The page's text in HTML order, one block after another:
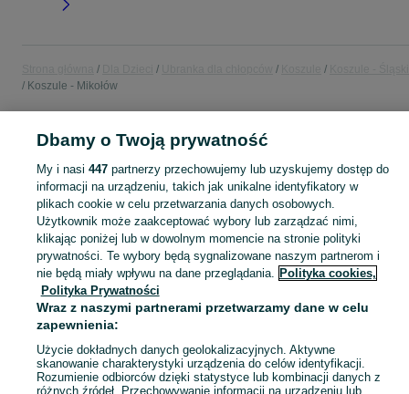
Koszule - Mikołów
POLSKA » ŚLĄSKIE » MIKOŁÓW
KATEGORIA
ubranko do chrztu dla chłopca,ubranka na roczek dla chłopca Zobacz
Mapa kategorii
Mapa miejscowości
Mapa ministron
Popularne wyszukiwania
Dbamy o Twoją prywatność
My i nasi 447partnerzy przechowujemy lub uzyskujemy dostęp do
informacji na urządzeniu, takich jak unikalne identyfikatory w
plikach cookie w celu przetwarzania danych osobowych.
Użytkownik może zaakceptować wybory lub zarządzać nimi,
klikając poniżej lub w dowolnym momencie na stronie polityki
prywatności. Te wybory będą sygnalizowane naszym partnerom i
nie będą miały wpływu na dane przeglądania. Polityka cookies,
Polityka Prywatności
Wraz z naszymi partnerami przetwarzamy dane w celu
zapewnienia:
Użycie dokładnych danych geolokalizacyjnych. Aktywne
skanowanie charakterystyki urządzenia do celów identyfikacji.
Rozumienie odbiorców dzięki statystyce lub kombinacji danych z
różnych źródeł. Przechowywanie informacji na urządzeniu lub